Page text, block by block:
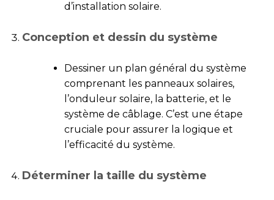
d’installation solaire.
Conception et dessin du système
Dessiner un plan général du système
comprenant les panneaux solaires,
l’onduleur solaire, la batterie, et le
système de câblage. C’est une étape
cruciale pour assurer la logique et
l’efficacité du système.
Déterminer la taille du système